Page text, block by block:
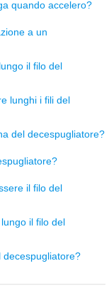
quando accelero?
a un
il filo del
lunghi i fili del
del decespugliatore?
il filo del
il filo del
decespugliatore?